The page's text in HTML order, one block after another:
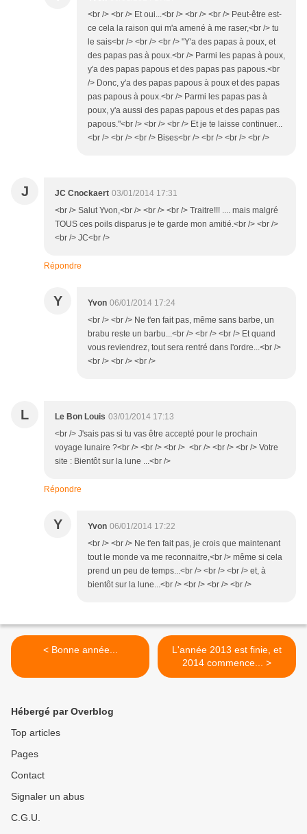
<br /> <br /> Et oui...<br /> <br /> <br /> Peut-être est-
ce cela la raison qui m'a amené à me raser,<br /> tu
le sais<br /> <br /> <br /> "Y'a des papas à poux, et
des papas pas à poux.<br /> Parmi les papas à poux,
y'a des papas papous et des papas pas papous.<br
/> Donc, y'a des papas papous à poux et des papas
pas papous à poux.<br /> Parmi les papas pas à
poux, y'a aussi des papas papous et des papas pas
papous."<br /> <br /> <br /> Et je te laisse continuer...
<br /> <br /> <br /> Bises<br /> <br /> <br /> <br />
J JC Cnockaert 03/01/2014 17:31
<br /> Salut Yvon,<br /> <br /> <br /> Traitre!!! .... mais malgré
TOUS ces poils disparus je te garde mon amitié.<br /> <br />
<br /> JC<br />
Répondre
Y Yvon 06/01/2014 17:24
<br /> <br /> Ne t'en fait pas, même sans barbe, un
brabu reste un barbu...<br /> <br /> <br /> Et quand
vous reviendrez, tout sera rentré dans l'ordre...<br />
<br /> <br /> <br />
L Le Bon Louis 03/01/2014 17:13
<br /> J'sais pas si tu vas être accepté pour le prochain
voyage lunaire ?<br /> <br /> <br /> <br /> <br /> <br /> Votre
site : Bientôt sur la lune ...<br />
Répondre
Y Yvon 06/01/2014 17:22
<br /> <br /> Ne t'en fait pas, je crois que maintenant
tout le monde va me reconnaitre,<br /> même si cela
prend un peu de temps...<br /> <br /> <br /> et, à
bientôt sur la lune...<br /> <br /> <br /> <br />
< Bonne année...
L'année 2013 est finie, et
2014 commence... >
Hébergé par Overblog
Top articles
Pages
Contact
Signaler un abus
C.G.U.